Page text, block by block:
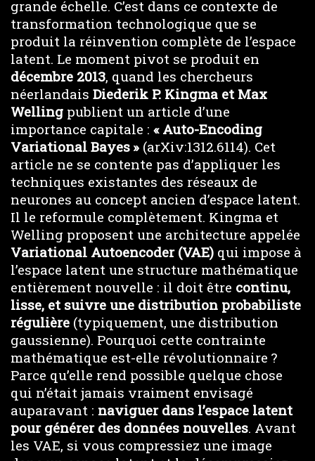
grande échelle. C’est dans ce contexte de
transformation technologique que se
produit la réinvention complète de l’espace
latent. Le moment pivot se produit en
décembre 2013, quand les chercheurs
néerlandais Diederik P. Kingma et Max
Welling publient un article d’une
importance capitale : « Auto-Encoding
Variational Bayes » (arXiv:1312.6114). Cet
article ne se contente pas d’appliquer les
techniques existantes des réseaux de
neurones au concept ancien d’espace latent.
Il le reformule complètement. Kingma et
Welling proposent une architecture appelée
Variational Autoencoder (VAE) qui impose à
l’espace latent une structure mathématique
entièrement nouvelle : il doit être continu,
lisse, et suivre une distribution probabiliste
régulière (typiquement, une distribution
gaussienne). Pourquoi cette contrainte
mathématique est-elle révolutionnaire ?
Parce qu’elle rend possible quelque chose
qui n’était jamais vraiment envisagé
auparavant : naviguer dans l’espace latent
pour générer des données nouvelles. Avant
les VAE, si vous compressiez une image